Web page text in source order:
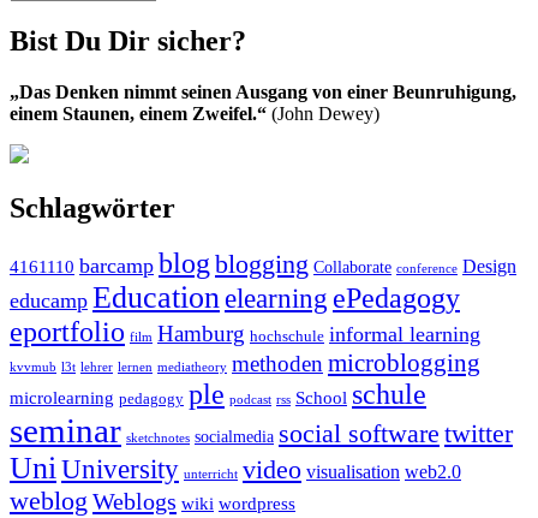
Bist Du Dir sicher?
„Das Denken nimmt seinen Ausgang von einer Beunruhigung,
einem Staunen, einem Zweifel.“ (John Dewey)
Schlagwörter
4161110 barcamp blogblogging Collaborate conference Design
educamp Education elearning ePedagogy
eportfolio film Hamburg hochschule informal learning
kvvmub l3t lehrer lernen mediatheory methodenmicroblogging
microlearning pedagogy ple podcast rss School schule
seminar sketchnotes socialmedia social software twitter
UniUniversity unterricht video visualisation web2.0
weblog Weblogs wiki wordpress